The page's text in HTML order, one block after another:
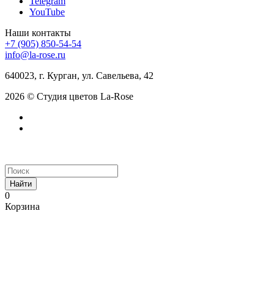
YouTube
Наши контакты
+7 (905) 850-54-54
info@la-rose.ru
640023, г. Курган, ул. Савельева, 42
2026 © Студия цветов La-Rose
Найти
0
Корзина